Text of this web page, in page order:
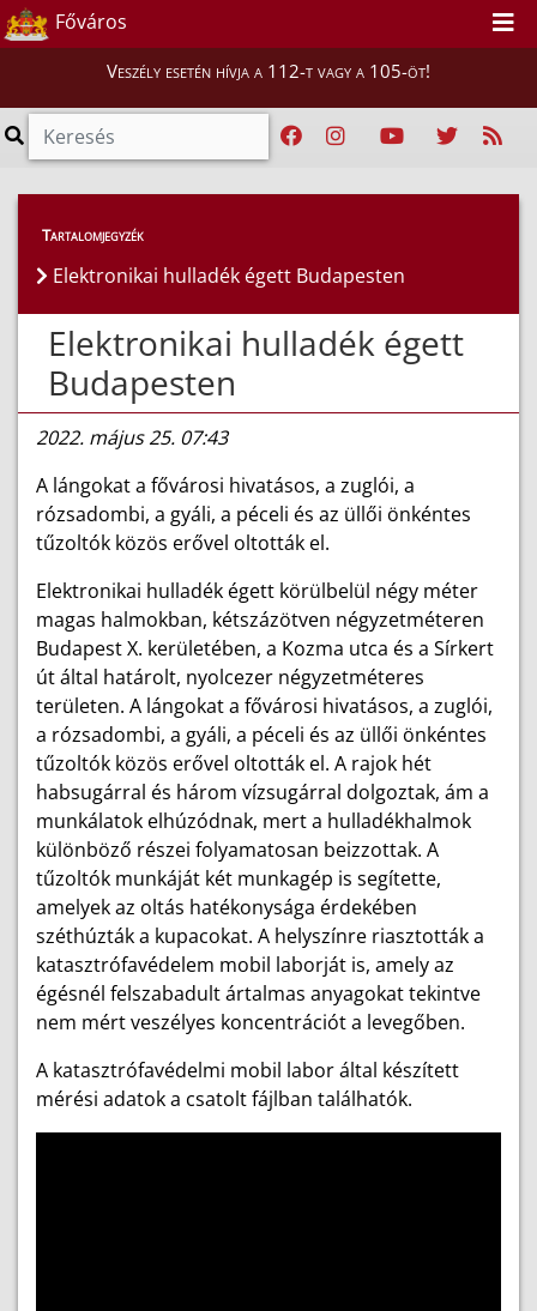
Főváros
Veszély esetén hívja a 112-t vagy a 105-öt!
Híreink > Hírek
Tartalomjegyzék
Elektronikai hulladék égett Budapesten
Elektronikai hulladék égett
Budapesten
2022. május 25. 07:43
A lángokat a fővárosi hivatásos, a zuglói, a
rózsadombi, a gyáli, a péceli és az üllői önkéntes
tűzoltók közös erővel oltották el.
Elektronikai hulladék égett körülbelül négy méter
magas halmokban, kétszázötven négyzetméteren
Budapest X. kerületében, a Kozma utca és a Sírkert
út által határolt, nyolcezer négyzetméteres
területen. A lángokat a fővárosi hivatásos, a zuglói,
a rózsadombi, a gyáli, a péceli és az üllői önkéntes
tűzoltók közös erővel oltották el. A rajok hét
habsugárral és három vízsugárral dolgoztak, ám a
munkálatok elhúzódnak, mert a hulladékhalmok
különböző részei folyamatosan beizzottak. A
tűzoltók munkáját két munkagép is segítette,
amelyek az oltás hatékonysága érdekében
széthúzták a kupacokat. A helyszínre riasztották a
katasztrófavédelem mobil laborját is, amely az
égésnél felszabadult ártalmas anyagokat tekintve
nem mért veszélyes koncentrációt a levegőben.
A katasztrófavédelmi mobil labor által készített
mérési adatok a csatolt fájlban találhatók.